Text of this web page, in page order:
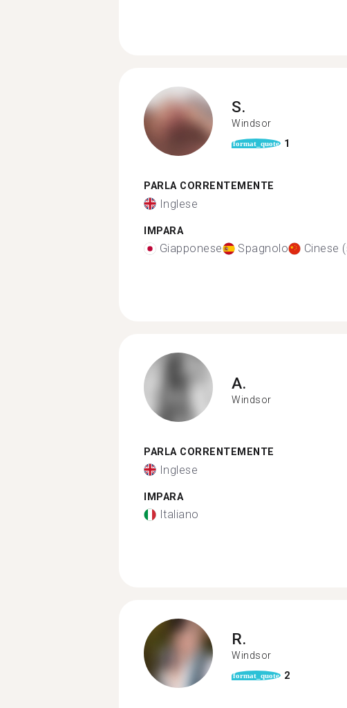
S.
Windsor
format_quote 1
PARLA CORRENTEMENTE
Inglese
IMPARA
Giapponese Spagnolo Cinese
A.
Windsor
PARLA CORRENTEMENTE
Inglese
IMPARA
Italiano
R.
Windsor
format_quote 2